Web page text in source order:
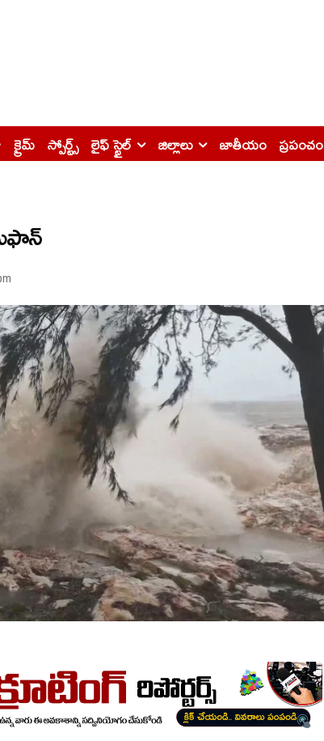
క్రైమ్ స్పోర్ట్స్ లైఫ్ స్టైల్ జిల్లాలు జాతీయం ప్రపంచం